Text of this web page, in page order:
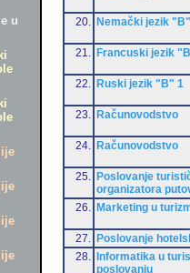
u
20. Nemački jezik
21. Francuski jezik
22. Ruski jezik "B" 1
23. Računovodstvo
24. Računovodstvo
25.
Poslovanje
organizatora
26.
Marketing u
27.
Poslovanje
28.
Informatika u
poslovanju